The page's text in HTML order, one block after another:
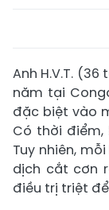
Anh H.V.T.
năm tại
đặc biệt vào
Có thời điểm,
Tuy nhiên,
dịch cắt cơn
điều trị triệt